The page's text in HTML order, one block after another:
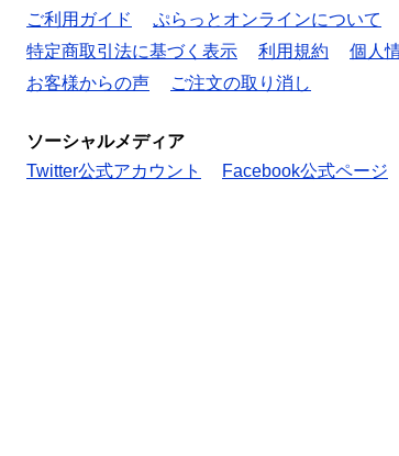
ご利用ガイド
ぷらっとオンラインについて
特定商取引法に基づく表示
利用規約 個人
お客様からの声
ご注文の取り消し
ソーシャルメディア
Twitter公式アカウント
Facebook公式ページ